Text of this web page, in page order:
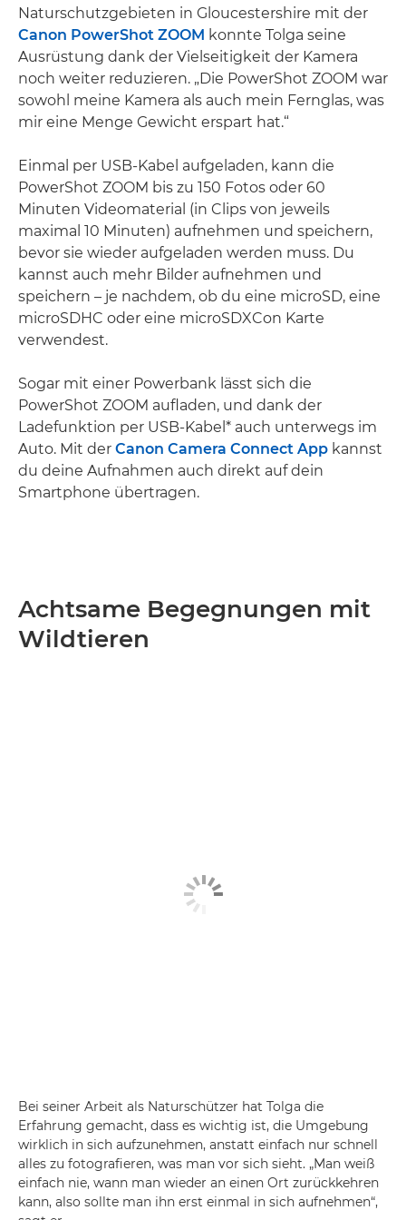
Naturschutzgebieten in Gloucestershire mit der
Canon PowerShot ZOOM konnte Tolga seine
Ausrüstung dank der Vielseitigkeit der Kamera
noch weiter reduzieren. „Die PowerShot ZOOM war
sowohl meine Kamera als auch mein Fernglas, was
mir eine Menge Gewicht erspart hat.“
Einmal per USB-Kabel aufgeladen, kann die
PowerShot ZOOM bis zu 150 Fotos oder 60
Minuten Videomaterial (in Clips von jeweils
maximal 10 Minuten) aufnehmen und speichern,
bevor sie wieder aufgeladen werden muss. Du
kannst auch mehr Bilder aufnehmen und
speichern – je nachdem, ob du eine microSD, eine
microSDHC oder eine microSDXCon Karte
verwendest.
Sogar mit einer Powerbank lässt sich die
PowerShot ZOOM aufladen, und dank der
Ladefunktion per USB-Kabel* auch unterwegs im
Auto. Mit der Canon Camera Connect App kannst
du deine Aufnahmen auch direkt auf dein
Smartphone übertragen.
Achtsame Begegnungen mit
Wildtieren
Bei seiner Arbeit als Naturschützer hat Tolga die
Erfahrung gemacht, dass es wichtig ist, die Umgebung
wirklich in sich aufzunehmen, anstatt einfach nur schnell
alles zu fotografieren, was man vor sich sieht. „Man weiß
einfach nie, wann man wieder an einen Ort zurückkehren
kann, also sollte man ihn erst einmal in sich aufnehmen“,